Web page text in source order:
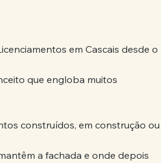
em Cascais desde o
que engloba muitos
construídos, em construção ou
a fachada e onde depois